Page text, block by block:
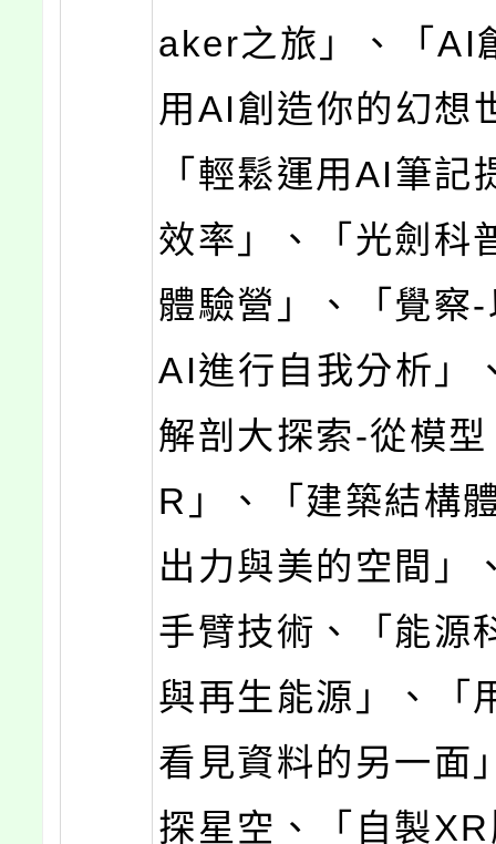
aker之旅」、「AI
用AI創造你的幻想
「輕鬆運用AI筆記
效率」、「光劍科
體驗營」、「覺察
AI進行自我分析」
解剖大探索-從模
R」、「建築結構
出力與美的空間」
手臂技術、「能源
與再生能源」、「
看見資料的另一面
探星空、「自製